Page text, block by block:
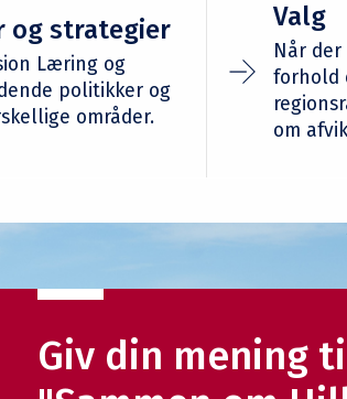
og strategier
Læring og
politikker og
områder.
Valg
Når
forhold
om
Giv din mening